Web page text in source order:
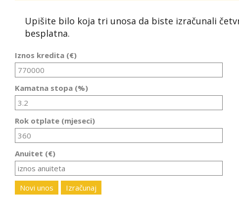
Upišite bilo koja tri unosa da biste izračunali
besplatna.
Iznos kredita (€)
Kamatna stopa (%)
Rok otplate (mjeseci)
Anuitet (€)
Novi unos Izračunaj